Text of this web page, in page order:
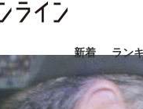
新着 ラン
スクープ